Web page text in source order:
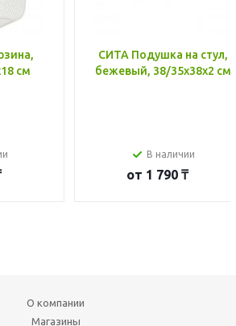
см
СИТА Подушка на стул,
бежевый, 38/35x38x2 см
В наличии
от 1 790 ₸
О компании
Магазины